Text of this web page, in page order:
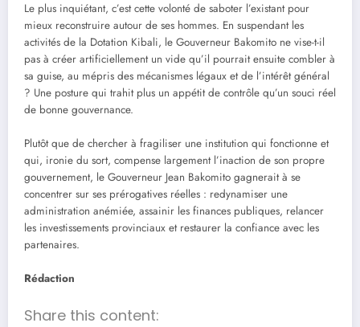
Le plus inquiétant, c’est cette volonté de saboter l’existant pour
mieux reconstruire autour de ses hommes. En suspendant les
activités de la Dotation Kibali, le Gouverneur Bakomito ne vise-t-il
pas à créer artificiellement un vide qu’il pourrait ensuite combler à
sa guise, au mépris des mécanismes légaux et de l’intérêt général
? Une posture qui trahit plus un appétit de contrôle qu’un souci réel
de bonne gouvernance.
Plutôt que de chercher à fragiliser une institution qui fonctionne et
qui, ironie du sort, compense largement l’inaction de son propre
gouvernement, le Gouverneur Jean Bakomito gagnerait à se
concentrer sur ses prérogatives réelles : redynamiser une
administration anémiée, assainir les finances publiques, relancer
les investissements provinciaux et restaurer la confiance avec les
partenaires.
Rédaction
Share this content: